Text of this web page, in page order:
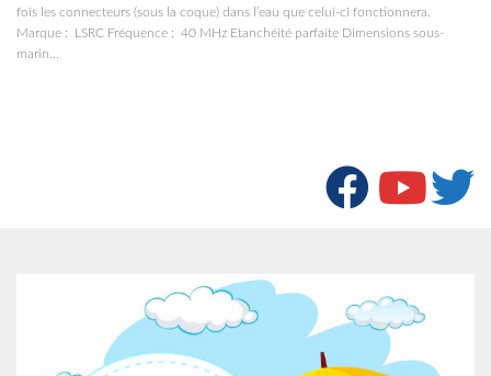
fois les connecteurs (sous la coque) dans l’eau que celui-ci fonctionnera.
Marque : LSRC Fréquence : 40 MHz Etanchéité parfaite Dimensions sous-
marin...